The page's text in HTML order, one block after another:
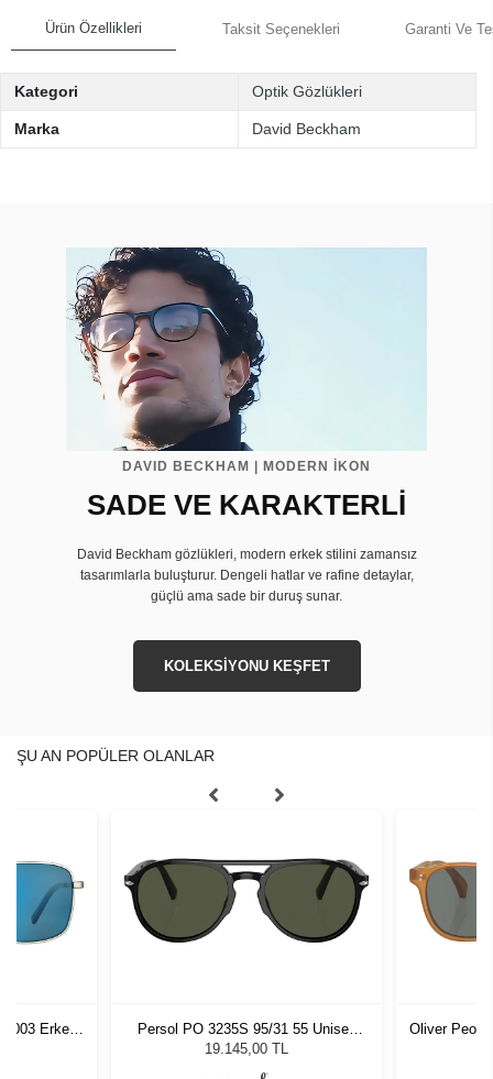
Ürün Özellikleri Taksit Seçenekleri Garanti Ve
Kategori Optik Gözlükleri
Marka David Beckham
DAVID BECKHAM | MODERN İKON
SADE VE KARAKTERLİ
David Beckham gözlükleri, modern erkek stilini zamansız
tasarımlarla buluşturur. Dengeli hatlar ve rafine detaylar,
güçlü ama sade bir duruş sunar.
KOLEKSİYONU KEŞFET
ŞU AN POPÜLER OLANLAR
Erkek
Persol PO 3235S 95/31 55 Unisex
Güneş Gözlüğü
19.145,00 TL
Oliver